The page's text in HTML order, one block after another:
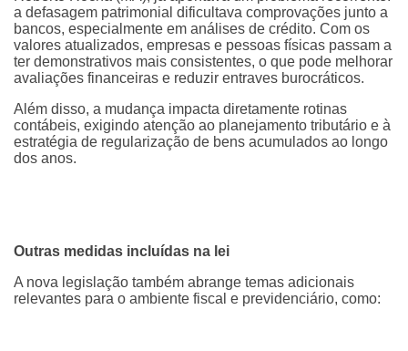
a defasagem patrimonial dificultava comprovações junto a
bancos, especialmente em análises de crédito. Com os
valores atualizados, empresas e pessoas físicas passam a
ter demonstrativos mais consistentes, o que pode melhorar
avaliações financeiras e reduzir entraves burocráticos.
Além disso, a mudança impacta diretamente rotinas
contábeis, exigindo atenção ao planejamento tributário e à
estratégia de regularização de bens acumulados ao longo
dos anos.
Outras medidas incluídas na lei
A nova legislação também abrange temas adicionais
relevantes para o ambiente fiscal e previdenciário, como: